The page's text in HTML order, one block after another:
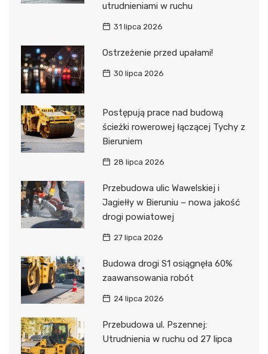
utrudnieniami w ruchu
31 lipca 2026
Ostrzeżenie przed upałami!
30 lipca 2026
Postępują prace nad budową
ścieżki rowerowej łączącej Tychy z
Bieruniem
28 lipca 2026
Przebudowa ulic Wawelskiej i
Jagiełły w Bieruniu – nowa jakość
drogi powiatowej
27 lipca 2026
Budowa drogi S1 osiągnęła 60%
zaawansowania robót
24 lipca 2026
Przebudowa ul. Pszennej:
Utrudnienia w ruchu od 27 lipca